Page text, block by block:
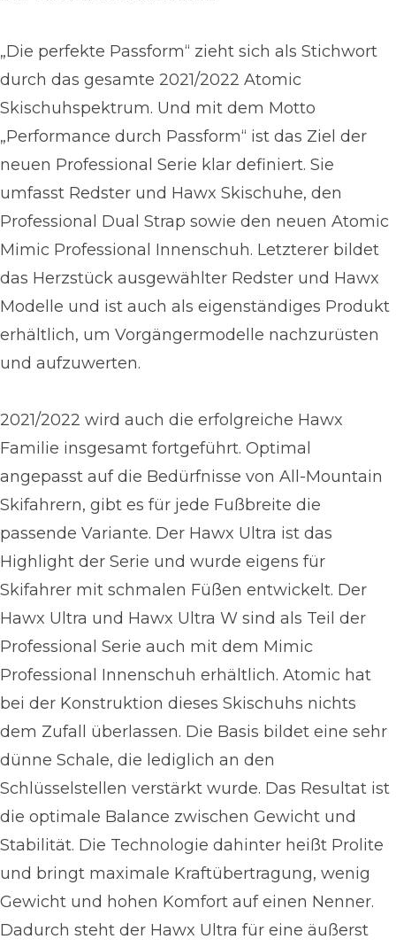
„Die perfekte Passform“ zieht sich als Stichwort
durch das gesamte 2021/2022 Atomic
Skischuhspektrum. Und mit dem Motto
„Performance durch Passform“ ist das Ziel der
neuen Professional Serie klar definiert. Sie
umfasst Redster und Hawx Skischuhe, den
Professional Dual Strap sowie den neuen Atomic
Mimic Professional Innenschuh. Letzterer bildet
das Herzstück ausgewählter Redster und Hawx
Modelle und ist auch als eigenständiges Produkt
erhältlich, um Vorgängermodelle nachzurüsten
und aufzuwerten.
2021/2022 wird auch die erfolgreiche Hawx
Familie insgesamt fortgeführt. Optimal
angepasst auf die Bedürfnisse von All-Mountain
Skifahrern, gibt es für jede Fußbreite die
passende Variante. Der Hawx Ultra ist das
Highlight der Serie und wurde eigens für
Skifahrer mit schmalen Füßen entwickelt. Der
Hawx Ultra und Hawx Ultra W sind als Teil der
Professional Serie auch mit dem Mimic
Professional Innenschuh erhältlich. Atomic hat
bei der Konstruktion dieses Skischuhs nichts
dem Zufall überlassen. Die Basis bildet eine sehr
dünne Schale, die lediglich an den
Schlüsselstellen verstärkt wurde. Das Resultat ist
die optimale Balance zwischen Gewicht und
Stabilität. Die Technologie dahinter heißt Prolite
und bringt maximale Kraftübertragung, wenig
Gewicht und hohen Komfort auf einen Nenner.
Dadurch steht der Hawx Ultra für eine äußerst